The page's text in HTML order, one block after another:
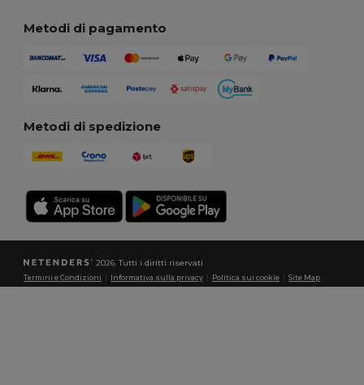
Metodi di pagamento
Metodi di spedizione
2026. Tutti i diritti riservati
Termini e Condizioni Informativa sulla privacy Politica sui cookie |Site Map